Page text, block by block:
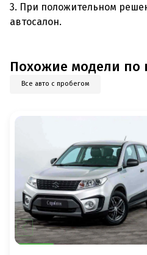
3. При положительном
автосалон.
Похожие модели по
Все авто с пробегом